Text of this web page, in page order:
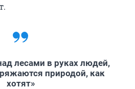
лесами в руках людей,
природой, как
хотят»